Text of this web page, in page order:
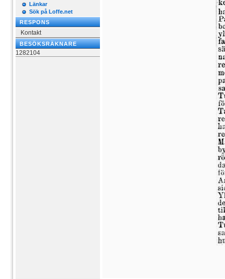
Länkar
Sök på Loffe.net
RESPONS
Kontakt
BESÖKSRÄKNARE
1282104